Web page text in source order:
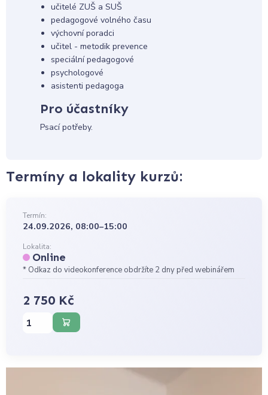
učitelé ZUŠ a SUŠ
pedagogové volného času
výchovní poradci
učitel - metodik prevence
speciální pedagogové
psychologové
asistenti pedagoga
Pro účastníky
Psací potřeby.
Termíny a lokality kurzů:
Termín:
24.09.2026, 08:00–15:00
Lokalita:
Online
* Odkaz do videokonference obdržíte 2 dny před webinářem
2 750 Kč